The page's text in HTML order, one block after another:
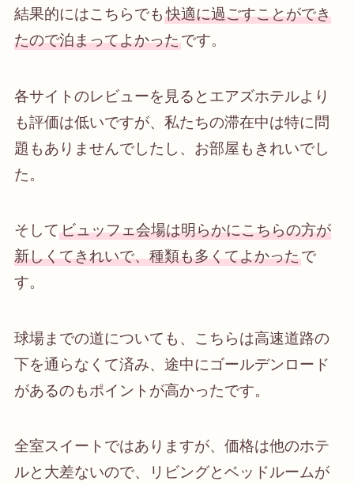
結果的にはこちらでも 快適に過ごすことができ
たので泊まってよかったです。
各サイトのレビューを見るとエアズホテルより
も評価は低いですが、私たちの滞在中は特に問
題もありませんでしたし、お部屋もきれいでし
た。
そしてビュッフェ会場は明らかにこちらの方が
新しくてきれいで、種類も多くてよかったで
す。
球場までの道についても、こちらは高速道路の
下を通らなくて済み、途中にゴールデンロード
があるのもポイントが高かったです。
全室スイートではありますが、 価格は他のホテ
ルと大差ないので、リビングとベッドルームが